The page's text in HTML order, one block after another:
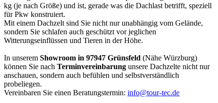
kg (je nach Größe) und ist, gerade was die Dachlast betrifft, speziell
für Pkw konstruiert.
Mit einem Dachzelt sind Sie nicht nur unabhängig vom Gelände,
sondern Sie schlafen auch geschützt vor jeglichen
Witterungseinflüssen und Tieren in der Höhe.
In unserem Showroom in 97947 Grünsfeld (Nähe Würzburg)
können Sie nach Terminvereinbarung unsere Dachzelte nicht nur
anschauen, sondern auch befühlen und selbstverständlich
probeliegen.
Vereinbaren Sie einen Beratungstermin: info@tour-tec.de